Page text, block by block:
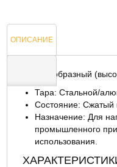
ОПИСАНИЕ
ОТЗЫВЫ
Гелий газообразный
Тара: Стальной/
Состояние: Сжатый
Назначение: Для
промышленного
использования.